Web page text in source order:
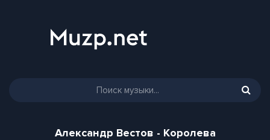
Александр Вестов - Королева